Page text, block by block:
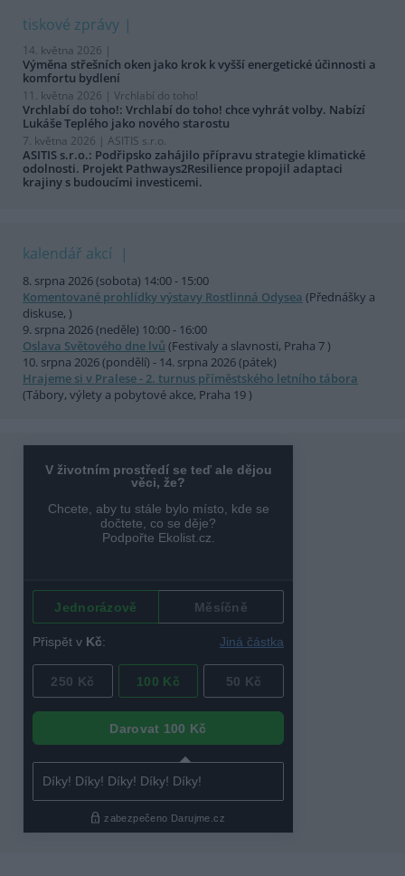
tiskové zprávy
14. května 2026 |
Výměna střešních oken jako krok k vyšší energetické účinnosti a
komfortu bydlení
11. května 2026 | Vrchlabí do toho!
Vrchlabí do toho!: Vrchlabí do toho! chce vyhrát volby. Nabízí
Lukáše Teplého jako nového starostu
7. května 2026 | ASITIS s.r.o.
ASITIS s.r.o.: Podřipsko zahájilo přípravu strategie klimatické
odolnosti. Projekt Pathways2Resilience propojil adaptaci
krajiny s budoucími investicemi.
kalendář akcí
8. srpna 2026 (sobota) 14:00 - 15:00
Komentované prohlídky výstavy Rostlinná Odysea (Přednášky a
diskuse, )
9. srpna 2026 (neděle) 10:00 - 16:00
Oslava Světového dne lvů (Festivaly a slavnosti, Praha 7 )
10. srpna 2026 (pondělí) - 14. srpna 2026 (pátek)
Hrajeme si v Pralese - 2. turnus příměstského letního tábora
(Tábory, výlety a pobytové akce, Praha 19 )